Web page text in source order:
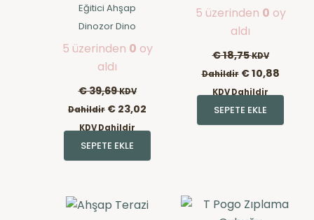
Eğitici Ahşap
Dinozor Dino
5 üzerinden 0 oy
aldı
€39,69KDV
Dahildir € 23,02
KDV Dahildir
SEPETE EKLE
5 üzerinden 0 oy
aldı
€18,75KDV
Dahildir €10,88
KDV Dahildir
SEPETE EKLE